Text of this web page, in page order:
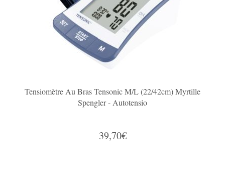
Tensiomètre Au Bras Tensonic M/L (22/42cm) Myrtille
Spengler - Autotensio
39,70€